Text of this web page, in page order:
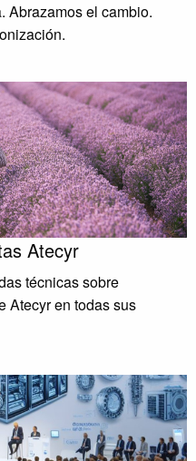
Abrazamos el cambio.
Atecyr
técnicas sobre
Atecyr en todas sus